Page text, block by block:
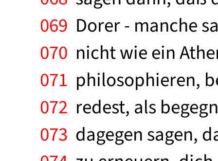
069 Dorer - manche
070 nicht wie ein
071 philosophieren,
072 redest, als
073 dagegen sagen,